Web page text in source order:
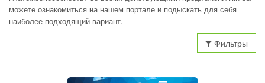
можете ознакомиться на нашем портале и подыскать для себя
наиболее подходящий вариант.
Фильтры